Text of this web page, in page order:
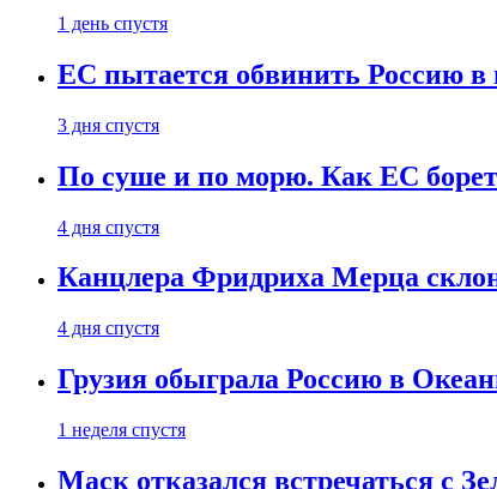
1 день спустя
ЕС пытается обвинить Россию
3 дня спустя
По суше и по морю. Как ЕС
4 дня спустя
Канцлера Фридриха Мерца
4 дня спустя
Грузия обыграла Россию в
1 неделя спустя
Маск отказался встречаться с